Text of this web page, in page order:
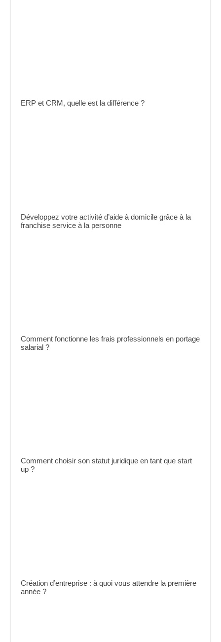
ERP et CRM, quelle est la différence ?
Développez votre activité d’aide à domicile grâce à la
franchise service à la personne
Comment fonctionne les frais professionnels en portage
salarial ?
Comment choisir son statut juridique en tant que start
up ?
Création d’entreprise : à quoi vous attendre la première
année ?